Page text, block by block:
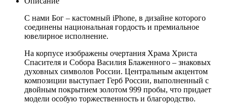
С нами Бог – кастомный iPhone, в дизайне которого
соединены национальная гордость и премиальное
ювелирное исполнение.
На корпусе изображены очертания Храма Христа
Спасителя и Собора Василия Блаженного – знаковых
духовных символов России. Центральным акцентом
композиции выступает Герб России, выполненный с
двойным покрытием золотом 999 пробы, что придает
модели особую торжественность и благородство.